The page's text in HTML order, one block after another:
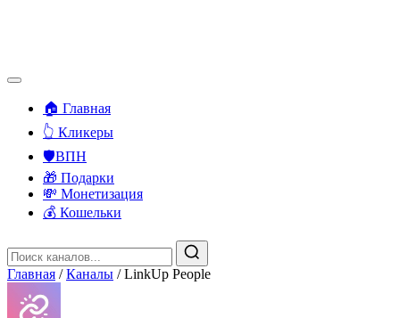
🏠 Главная
👆 Кликеры
🛡️ВПН
🎁 Подарки
💸 Монетизация
💰 Кошельки
Главная / Каналы / LinkUp People